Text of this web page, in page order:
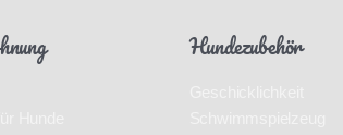
Hundezubehör